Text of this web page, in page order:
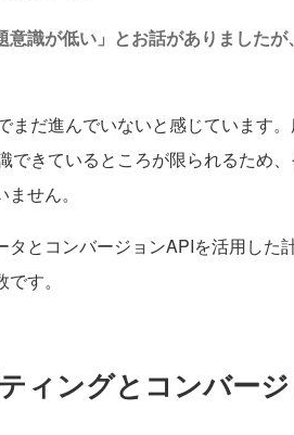
識が低い」とお話がありましたが
だ進んでいないと感じています
できているところが限られるため
せん。
とコンバージョンAPIを活用した
す。
ィングとコンバー